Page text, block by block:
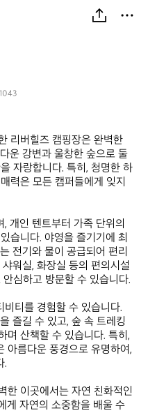
리버힐즈 캠핑장은 완벽한
운 강변과 울창한 숲으로 둘
자랑합니다. 특히, 청명한 하
력은 모든 캠퍼들에게 잊지
개인 텐트부터 가족 단위의
습니다. 야영을 즐기기에 최
전기와 물이 공급되어 편리
워실, 화장실 등의 편의시설
심하고 방문할 수 있습니다.
티를 경험할 수 있습니다.
즐길 수 있고, 숲 속 트레킹
며 산책할 수 있습니다. 특히,
아름다운 풍경으로 유명하여,
.
한 이곳에서는 자연 친화적인
게 자연의 소중함을 배울 수